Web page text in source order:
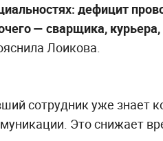
дефицит
— сварщика,
Лоикова.
сотрудник уже знает
Это снижает